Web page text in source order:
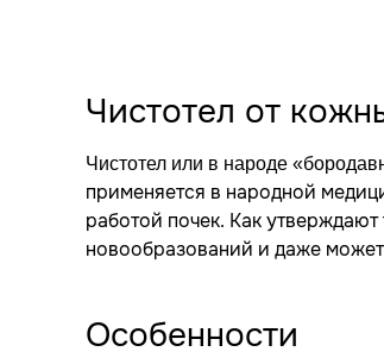
Чистотел от
Чистотел или в народе
применяется в народной
работой почек. Как
новообразований и даже
Особенности